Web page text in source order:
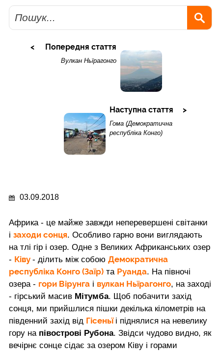
Пошук
Попередня стаття
Вулкан Ньїрагонго
Наступна стаття
Гома (Демократична
республіка Конго)
03.09.2018
Африка - це майже завжди неперевершені світанки
і заходи сонця. Особливо гарно вони виглядають
на тлі гір і озер. Одне з Великих Африканських озер
- Ківу - ділить між собою Демократична
республіка Конго (Заїр) та Руанда. На півночі
озера - гори Вірунга і вулкан Ньїрагонго, на заході
- гірський масив Мітумба. Щоб побачити захід
сонця, ми прийшлися пішки декілька кілометрів на
південний захід від Гісеньї і піднялися на невелику
гору на півострові Рубона. Звідси чудово видно, як
вечірнє сонце сідає за озером Ківу і горами